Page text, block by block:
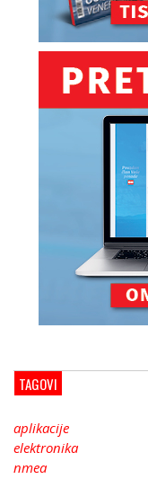
TAGOVI
aplikacije
elektronika
nmea